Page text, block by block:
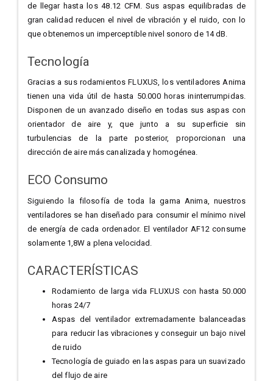
de llegar hasta los 48.12 CFM. Sus aspas equilibradas de
gran calidad reducen el nivel de vibración y el ruido, con lo
que obtenemos un imperceptible nivel sonoro de 14 dB.
Tecnología
Gracias a sus rodamientos FLUXUS, los ventiladores Anima
tienen una vida útil de hasta 50.000 horas ininterrumpidas.
Disponen de un avanzado diseño en todas sus aspas con
orientador de aire y, que junto a su superficie sin
turbulencias de la parte posterior, proporcionan una
dirección de aire más canalizada y homogénea.
ECO Consumo
Siguiendo la filosofía de toda la gama Anima, nuestros
ventiladores se han diseñado para consumir el mínimo nivel
de energía de cada ordenador. El ventilador AF12 consume
solamente 1,8W a plena velocidad.
CARACTERÍSTICAS
Rodamiento de larga vida FLUXUS con hasta 50.000
horas 24/7
Aspas del ventilador extremadamente balanceadas
para reducir las vibraciones y conseguir un bajo nivel
de ruido
Tecnología de guiado en las aspas para un suavizado
del flujo de aire